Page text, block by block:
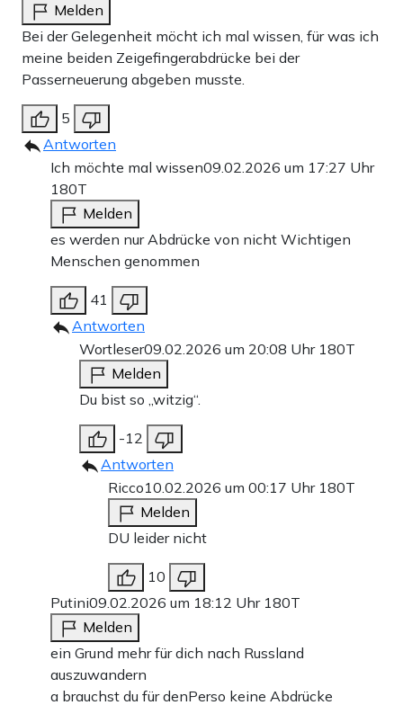
Melden
Bei der Gelegenheit möcht ich mal wissen, für was ich
meine beiden Zeigefingerabdrücke bei der
Passerneuerung abgeben musste.
5
Antworten
Ich möchte mal wissen09.02.2026 um 17:27 Uhr
180T
Melden
es werden nur Abdrücke von nicht Wichtigen
Menschen genommen
41
Antworten
Wortleser09.02.2026 um 20:08 Uhr 180T
Melden
Du bist so „witzig“.
-12
Antworten
Ricco10.02.2026 um 00:17 Uhr 180T
Melden
DU leider nicht
10
Putini09.02.2026 um 18:12 Uhr 180T
Melden
ein Grund mehr für dich nach Russland
auszuwandern
a brauchst du für denPerso keine Abdrücke